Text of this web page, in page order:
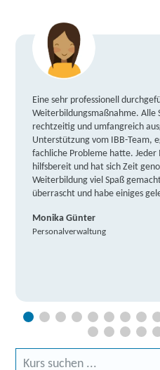
Eine sehr professionell
Weiterbildungsmaßnahme. Alle
rechtzeitig und umfangreich
Unterstützung vom IBB-Team,
fachliche Probleme hatte.
hilfsbereit und hat sich Zeit
Weiterbildung viel Spaß
überrascht und habe einiges
Monika Günter
Personalverwaltung